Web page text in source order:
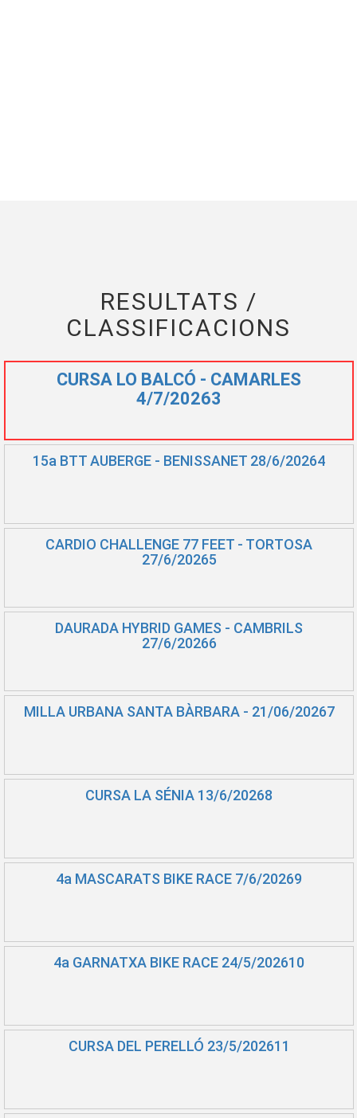
RESULTATS /
CLASSIFICACIONS
CURSA LO BALCÓ - CAMARLES
4/7/20263
15a BTT AUBERGE - BENISSANET 28/6/20264
CARDIO CHALLENGE 77 FEET - TORTOSA
27/6/20265
DAURADA HYBRID GAMES - CAMBRILS
27/6/20266
MILLA URBANA SANTA BÀRBARA - 21/06/20267
CURSA LA SÉNIA 13/6/20268
4a MASCARATS BIKE RACE 7/6/20269
4a GARNATXA BIKE RACE 24/5/202610
CURSA DEL PERELLÓ 23/5/202611